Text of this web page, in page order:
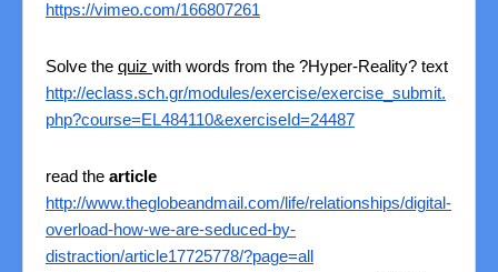
https://vimeo.com/166807261
Solve the quiz with words from the ?Hyper-Reality? text
http://eclass.sch.gr/modules/exercise/exercise_submit.
php?course=EL484110&exerciseId=24487
read the article
http://www.theglobeandmail.com/life/relationships/digital-
overload-how-we-are-seduced-by-
distraction/article17725778/?page=all